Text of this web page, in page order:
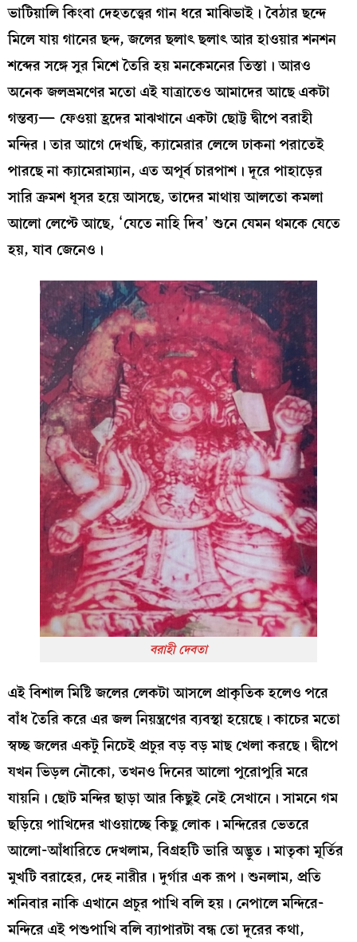
ভাটিয়ালি কিংবা দেহতত্ত্বের গান ধরে মাঝিভাই। বৈঠার ছন্দে
মিলে যায় গানের ছন্দ, জলের ছলাৎ ছলাৎ আর হাওয়ার শনশন
শব্দের সঙ্গে সুর মিশে তৈরি হয় মনকেমনের তিস্তা। আরও
অনেক জলভ্রমণের মতো এই যাত্রাতেও আমাদের আছে একটা
গন্তব্য— ফেওয়া হ্রদের মাঝখানে একটা ছোট্ট দ্বীপে বরাহী
মন্দির। তার আগে দেখছি, ক্যামেরার লেন্সে ঢাকনা পরাতেই
পারছে না ক্যামেরাম্যান, এত অপূর্ব চারপাশ। দূরে পাহাড়ের
সারি ক্রমশ ধূসর হয়ে আসছে, তাদের মাথায় আলতো কমলা
আলো লেপ্টে আছে, ‘যেতে নাহি দিব’ শুনে যেমন থমকে যেতে
হয়, যাব জেনেও।
বরাহী দেবতা
এই বিশাল মিষ্টি জলের লেকটা আসলে প্রাকৃতিক হলেও পরে
বাঁধ তৈরি করে এর জল নিয়ন্ত্রণের ব্যবস্থা হয়েছে। কাচের মতো
স্বচ্ছ জলের একটু নিচেই প্রচুর বড় বড় মাছ খেলা করছে। দ্বীপে
যখন ভিড়ল নৌকো, তখনও দিনের আলো পুরোপুরি মরে
যায়নি। ছোট মন্দির ছাড়া আর কিছুই নেই সেখানে। সামনে গম
ছড়িয়ে পাখিদের খাওয়াচ্ছে কিছু লোক। মন্দিরের ভেতরে
আলো-আঁধারিতে দেখলাম, বিগ্রহটি ভারি অদ্ভুত। মাতৃকা মূর্তির
মুখটি বরাহের, দেহ নারীর। দুর্গার এক রূপ। শুনলাম, প্রতি
শনিবার নাকি এখানে প্রচুর পাখি বলি হয়। নেপালে মন্দিরে-
মন্দিরে এই পশুপাখি বলি ব্যাপারটা বন্ধ তো দূরের কথা,